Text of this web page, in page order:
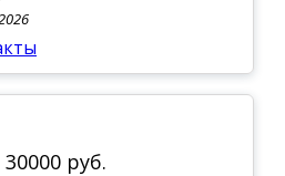
30000 руб.